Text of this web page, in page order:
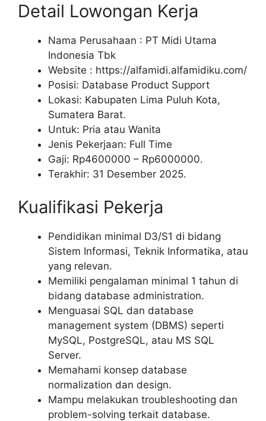
Detail Lowongan Kerja
Nama Perusahaan : PT Midi Utama
Indonesia Tbk
Website : https://alfamidi.alfamidiku.com/
Posisi: Database Product Support
Lokasi: Kabupaten Lima Puluh Kota,
Sumatera Barat.
Untuk: Pria atau Wanita
Jenis Pekerjaan: Full Time
Gaji: Rp4600000 – Rp6000000.
Terakhir: 31 Desember 2025.
Kualifikasi Pekerja
Pendidikan minimal D3/S1 di bidang
Sistem Informasi, Teknik Informatika, atau
yang relevan.
Memiliki pengalaman minimal 1 tahun di
bidang database administration.
Menguasai SQL dan database
management system (DBMS) seperti
MySQL, PostgreSQL, atau MS SQL
Server.
Memahami konsep database
normalization dan design.
Mampu melakukan troubleshooting dan
problem-solving terkait database.